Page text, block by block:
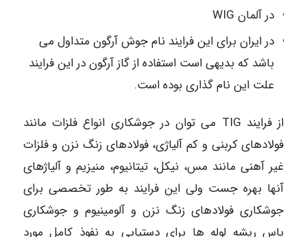
در آلمان WIG
در ایران برای این فرایند نام جوش آرگون متداول می
باشد که بدیهی است استفاده از گاز آرگون در این فرایند
علت این نام گذاری بوده است.
از فرایند TIG می توان در جوشکاری انواع فلزات مانند
فولادهای کربنی و کم آلیاژی، فولادهای زنگ نزن و فلزات
غیر آهنی مانند مس، نیکل، تیتانیوم، منیزیم و آلیاژهای
آنها بهره جست ولی این فرایند به طور تخصصی برای
جوشکاری فولادهای زنگ نزن و آلومینیوم و جوشکاری
پاس ریشه لوله ها برای دستیابی به نفوذ کامل مورد